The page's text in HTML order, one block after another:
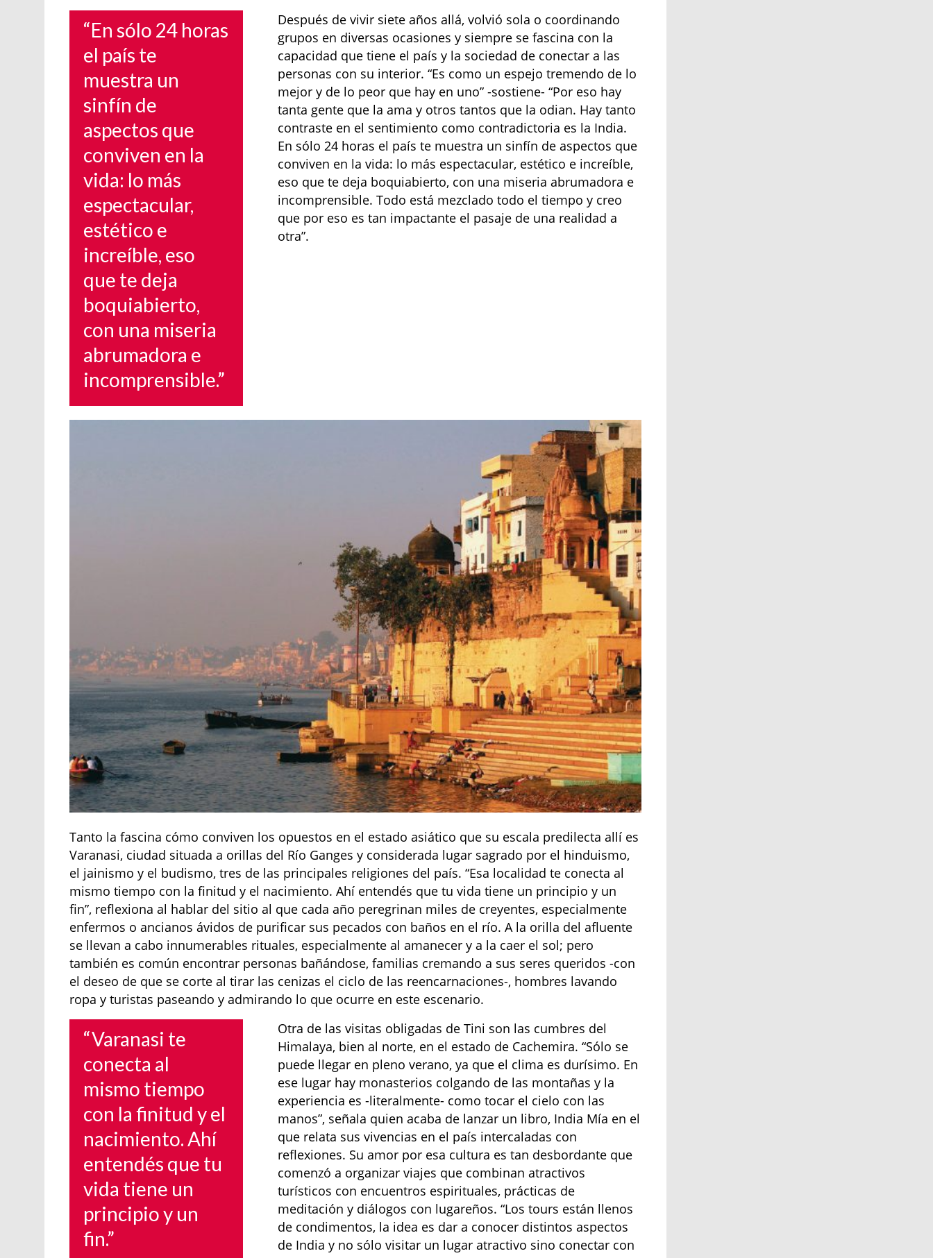
“En sólo 24 horas
el país te
muestra un
sinfín de
aspectos que
conviven en la
vida: lo más
espectacular,
estético e
increíble, eso
que te deja
boquiabierto,
con una miseria
abrumadora e
incomprensible.”
Después de vivir siete años allá, volvió sola o coordinando
grupos en diversas ocasiones y siempre se fascina con la
capacidad que tiene el país y la sociedad de conectar a las
personas con su interior. “Es como un espejo tremendo de lo
mejor y de lo peor que hay en uno” -sostiene- “Por eso hay
tanta gente que la ama y otros tantos que la odian. Hay tanto
contraste en el sentimiento como contradictoria es la India.
En sólo 24 horas el país te muestra un sinfín de aspectos que
conviven en la vida: lo más espectacular, estético e increíble,
eso que te deja boquiabierto, con una miseria abrumadora e
incomprensible. Todo está mezclado todo el tiempo y creo
que por eso es tan impactante el pasaje de una realidad a
otra”.
Tanto la fascina cómo conviven los opuestos en el estado asiático que su escala predilecta allí es
Varanasi, ciudad situada a orillas del Río Ganges y considerada lugar sagrado por el hinduismo,
el jainismo y el budismo, tres de las principales religiones del país. “Esa localidad te conecta al
mismo tiempo con la finitud y el nacimiento. Ahí entendés que tu vida tiene un principio y un
fin”, reflexiona al hablar del sitio al que cada año peregrinan miles de creyentes, especialmente
enfermos o ancianos ávidos de purificar sus pecados con baños en el río. A la orilla del afluente
se llevan a cabo innumerables rituales, especialmente al amanecer y a la caer el sol; pero
también es común encontrar personas bañándose, familias cremando a sus seres queridos -con
el deseo de que se corte al tirar las cenizas el ciclo de las reencarnaciones-, hombres lavando
ropa y turistas paseando y admirando lo que ocurre en este escenario.
“Varanasi te
conecta al
mismo tiempo
con la finitud y el
nacimiento. Ahí
entendés que tu
vida tiene un
principio y un
fin.”
Otra de las visitas obligadas de Tini son las cumbres del
Himalaya, bien al norte, en el estado de Cachemira. “Sólo se
puede llegar en pleno verano, ya que el clima es durísimo. En
ese lugar hay monasterios colgando de las montañas y la
experiencia es -literalmente- como tocar el cielo con las
manos”, señala quien acaba de lanzar un libro, India Mía en el
que relata sus vivencias en el país intercaladas con
reflexiones. Su amor por esa cultura es tan desbordante que
comenzó a organizar viajes que combinan atractivos
turísticos con encuentros espirituales, prácticas de
meditación y diálogos con lugareños. “Los tours están llenos
de condimentos, la idea es dar a conocer distintos aspectos
de India y no sólo visitar un lugar atractivo sino conectar con